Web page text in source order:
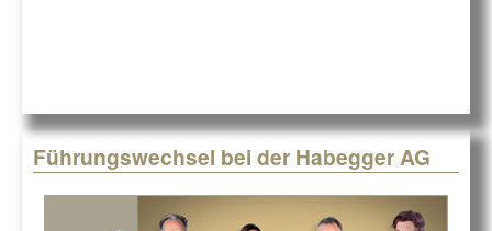
Führungswechsel bei der Habegger AG